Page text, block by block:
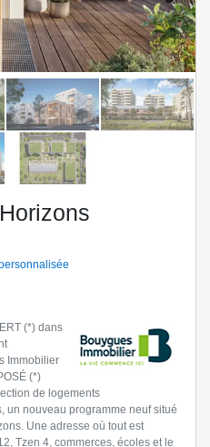
Next
(*) dans
Immobilier
(*)
de logements
un nouveau programme neuf situé
Une adresse où tout est
Tzen 4, commerces, écoles et le